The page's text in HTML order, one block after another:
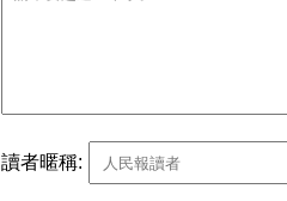
讀者暱稱: